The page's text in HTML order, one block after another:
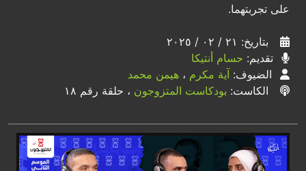
على تجربتهما.
بتاريخ: ٢١ / ٠٢ / ٢٠٢٥
تقديم: حسام أنتيكا
الضيوف: آية مكرم ، هيمن محمد
الكاست: بودكاست المتزوجون ، حلقة رقم ١٨